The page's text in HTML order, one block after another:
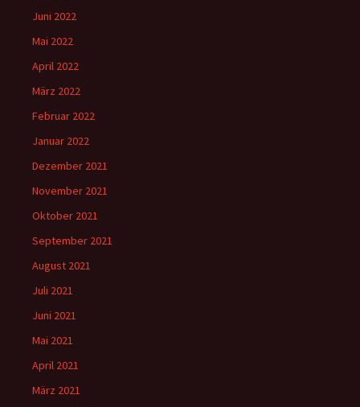
Juni 2022
Mai 2022
April 2022
März 2022
Februar 2022
Januar 2022
Dezember 2021
November 2021
Oktober 2021
September 2021
August 2021
Juli 2021
Juni 2021
Mai 2021
April 2021
März 2021